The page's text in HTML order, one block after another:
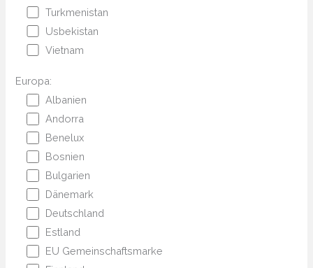
Turkmenistan
Usbekistan
Vietnam
Europa:
Albanien
Andorra
Benelux
Bosnien
Bulgarien
Dänemark
Deutschland
Estland
EU Gemeinschaftsmarke